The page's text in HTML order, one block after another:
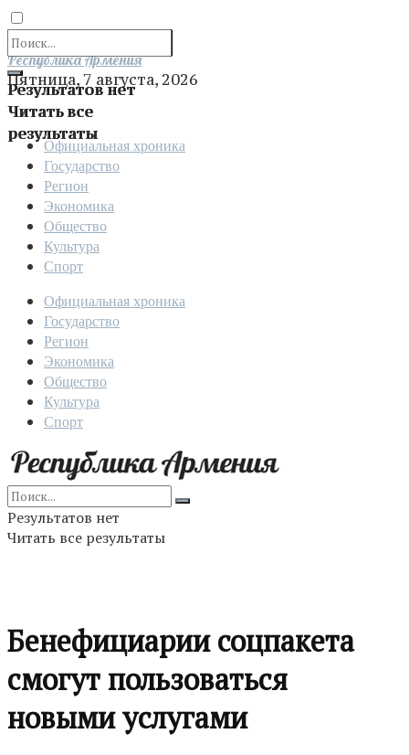
Результатов нет
Читать все
результаты
Отправить
Республика Армения
Пятница, 7 августа, 2026
Официальная хроника
Государство
Регион
Экономика
Общество
Культура
Спорт
Официальная хроника
Государство
Регион
Экономика
Общество
Культура
Спорт
Результатов нет
Читать все результаты
Бенефициарии соцпакета
смогут пользоваться
новыми услугами